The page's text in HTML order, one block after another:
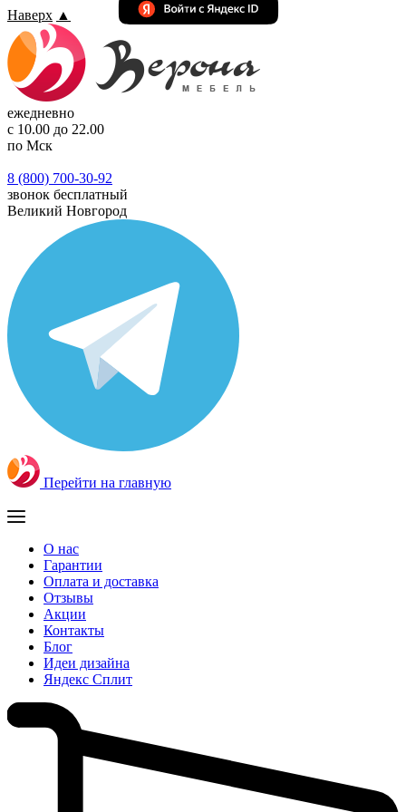
Наверх ▲
ежедневно
с 10.00 до 22.00
по Мск
8 (800) 700-30-92
звонок бесплатный
Великий Новгород
Перейти на главную
О нас
Гарантии
Оплата и доставка
Отзывы
Акции
Контакты
Блог
Идеи дизайна
Яндекс Сплит